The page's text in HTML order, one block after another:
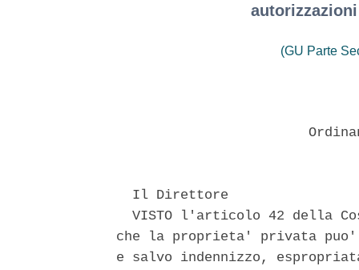
(GU Parte
  Il Direttore
VISTO l'articolo 42 della
che la proprieta' privata
e salvo indennizzo,